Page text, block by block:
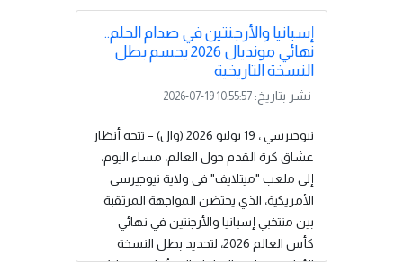
إسبانيا والأرجنتين في صدام الحلم..
نهائي مونديال 2026 يحسم بطل
النسخة التاريخية
نشر بتاريخ:2026-07-19 10:55:57
نيوجيرسي ، 19 يوليو 2026 (وال) – تتجه أنظار
عشاق كرة القدم حول العالم، مساء اليوم،
إلى ملعب "ميتلايف" في ولاية نيوجيرسي
الأمريكية، الذي يحتضن المواجهة المرتقبة
بين منتخبي إسبانيا والأرجنتين في نهائي
كأس العالم 2026، لتحديد بطل النسخة